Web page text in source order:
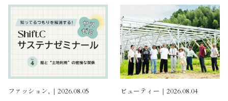
ファッション, ｜2026.08.05 ビューティー｜2026.08.04